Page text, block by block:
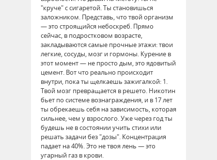
"круче" с сигаретой. Ты становишься
заложником. Представь, что твой организм
— это строящийся небоскреб. Прямо
сейчас, в подростковом возрасте,
закладываются самые прочные этажи: твои
легкие, сосуды, мозг и гормоны. Курение в
этот момент — не просто дым, это ядовитый
цемент. Вот что реально происходит
внутри, пока ты щелкаешь зажигалкой: 1.
Твой мозг превращается в решето. Никотин
бьет по системе вознаграждения, и в 17 лет
ты обрекаешь себя на зависимость, которая
сильнее, чем у взрослого. Уже через год ты
будешь не в состоянии учить стихи или
решать задачи без "дозы". Концентрация
падает на 40%. Это не твоя лень — это
угарный газ в крови.